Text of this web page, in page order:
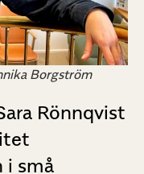
Borgström
Rönnqvist
i små